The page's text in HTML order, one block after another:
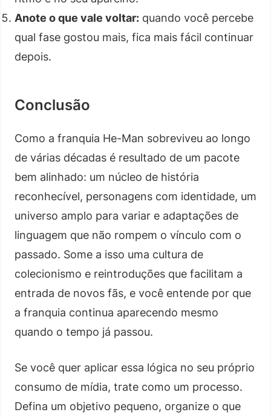
Anote o que vale voltar: quando você percebe
qual fase gostou mais, fica mais fácil continuar
depois.
Conclusão
Como a franquia He-Man sobreviveu ao longo
de várias décadas é resultado de um pacote
bem alinhado: um núcleo de história
reconhecível, personagens com identidade, um
universo amplo para variar e adaptações de
linguagem que não rompem o vínculo com o
passado. Some a isso uma cultura de
colecionismo e reintroduções que facilitam a
entrada de novos fãs, e você entende por que
a franquia continua aparecendo mesmo
quando o tempo já passou.
Se você quer aplicar essa lógica no seu próprio
consumo de mídia, trate como um processo.
Defina um objetivo pequeno, organize o que